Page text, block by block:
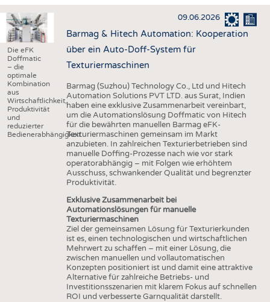
HAUS- UND HEIMTEXTILIEN
BEKLEIDUNG
TESTS
BUSINESS
UNTERNEHMEN
AUSSCHREIBUNGEN
DTV AUSSCHREIBUNGSDIENST
FAKTEN
STATISTICS
WISSEN
ADRESSEN & LINKS
PUBLIKATIONEN
TERMINE
BRANCHENTERMINE
Die eFK
Doffmatic
– die
optimale
Kombination
aus
Wirtschaftlichkeit,
Produktivität
und
reduzierter
Bedienerabhängigkeit.
09.06.2026
Barmag & Hitech Automation: Kooperation
über ein Auto-Doff-System für
Texturiermaschinen
Barmag (Suzhou) Technology Co., Ltd und Hitech
Automation Solutions PVT LTD. aus Surat, Indien
haben eine exklusive Zusammenarbeit vereinbart,
um die Automationslösung Doffmatic von Hitech
für die bewährten manuellen Barmag eFK-
Texturiermaschinen gemeinsam im Markt
anzubieten. In zahlreichen Texturierbetrieben sind
manuelle Doffing-Prozesse nach wie vor stark
operatorabhängig – mit Folgen wie erhöhtem
Ausschuss, schwankender Qualität und begrenzter
Produktivität.
Exklusive Zusammenarbeit bei
Automationslösungen für manuelle
Texturiermaschinen
Ziel der gemeinsamen Lösung für Texturierkunden
ist es, einen technologischen und wirtschaftlichen
Mehrwert zu schaffen – mit einer Lösung, die
zwischen manuellen und vollautomatischen
Konzepten positioniert ist und damit eine attraktive
Alternative für zahlreiche Betriebs- und
Investitionsszenarien mit klarem Fokus auf schnellen
ROI und verbesserte Garnqualität darstellt.